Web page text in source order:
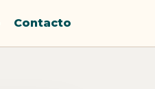
Contacto